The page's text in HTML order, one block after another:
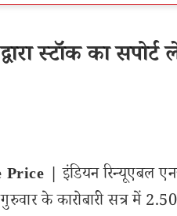
स्टॉक का सपोर्ट
Price | इंडियन रिन्यूएबल
के कारोबारी सत्र में